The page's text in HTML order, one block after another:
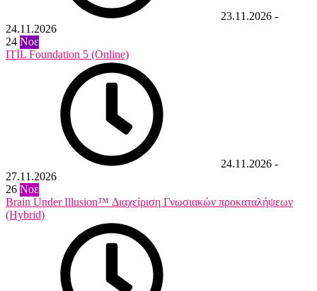
23.11.2026 -
24.11.2026
24 Νοε
ITIL Foundation 5 (Online)
24.11.2026 -
27.11.2026
26 Νοε
Brain Under Illusion™ Διαχείριση Γνωσιακών προκαταλήψεων
(Hybrid)